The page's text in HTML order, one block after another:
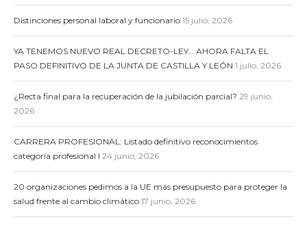
Distinciones personal laboral y funcionario 15 julio, 2026
YA TENEMOS NUEVO REAL DECRETO-LEY… AHORA FALTA EL
PASO DEFINITIVO DE LA JUNTA DE CASTILLA Y LEÓN 1 julio, 2026
¿Recta final para la recuperación de la jubilación parcial? 29 junio,
2026
CARRERA PROFESIONAL: Listado definitivo reconocimientos
categoría profesional I 24 junio, 2026
20 organizaciones pedimos a la UE más presupuesto para proteger la
salud frente al cambio climático 17 junio, 2026